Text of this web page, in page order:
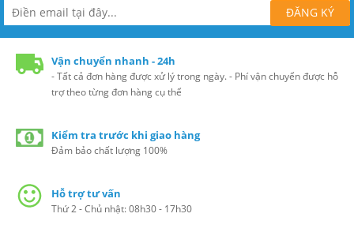
Vận chuyển nhanh - 24h
- Tất cả đơn hàng được xử lý trong ngày. - Phí vận chuyển được hỗ
trợ theo từng đơn hàng cụ thể
Kiểm tra trước khi giao hàng
Đảm bảo chất lượng 100%
Hỗ trợ tư vấn
Thứ 2 - Chủ nhật: 08h30 - 17h30